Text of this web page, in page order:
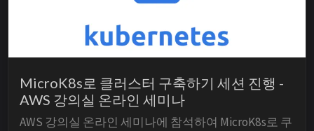
MicroK8s로 클러스터 구축하기 세션 진행 -
AWS 강의실 온라인 세미나
AWS 강의실 온라인 세미나에 참석하여 MicroK8s로 쿠